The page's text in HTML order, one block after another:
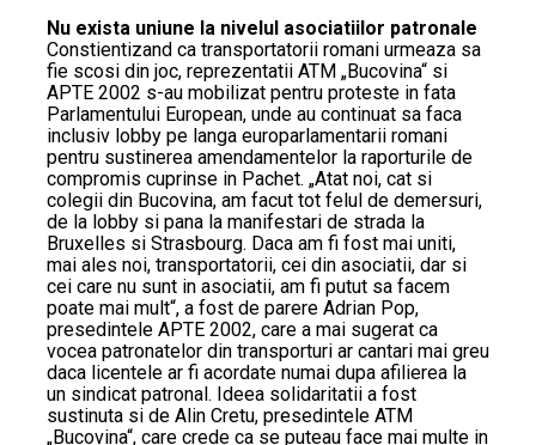
Nu exista uniune la nivelul asociatiilor patronale
Constientizand ca transportatorii romani urmeaza sa
fie scosi din joc, reprezentatii ATM „Bucovina“ si
APTE 2002 s-au mobilizat pentru proteste in fata
Parlamentului European, unde au continuat sa faca
inclusiv lobby pe langa europarlamentarii romani
pentru sustinerea amendamentelor la raporturile de
compromis cuprinse in Pachet. „Atat noi, cat si
colegii din Bucovina, am facut tot felul de demersuri,
de la lobby si pana la manifestari de strada la
Bruxelles si Strasbourg. Daca am fi fost mai uniti,
mai ales noi, transportatorii, cei din asociatii, dar si
cei care nu sunt in asociatii, am fi putut sa facem
poate mai mult“, a fost de parere Adrian Pop,
presedintele APTE 2002, care a mai sugerat ca
vocea patronatelor din transporturi ar cantari mai greu
daca licentele ar fi acordate numai dupa afilierea la
un sindicat patronal. Ideea solidaritatii a fost
sustinuta si de Alin Cretu, presedintele ATM
„Bucovina“, care crede ca se puteau face mai multe in